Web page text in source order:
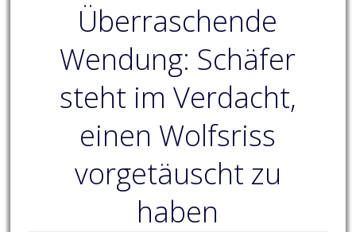
Überraschende
Wendung: Schäfer
steht im Verdacht,
einen Wolfsriss
vorgetäuscht zu
haben